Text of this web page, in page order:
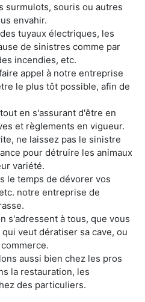
surmulots, souris ou autres
envahir.
tuyaux électriques, les
de sinistres comme par
incendies, etc.
appel à notre entreprise
le plus tôt possible, afin de
en s'assurant d'être en
et règlements en vigueur.
ne laissez pas le sinistre
pour détruire les animaux
variété.
le temps de dévorer vos
notre entreprise de
s'adressent à tous, que vous
veut dératiser sa cave, ou
aussi bien chez les pros
la restauration, les
des particuliers.